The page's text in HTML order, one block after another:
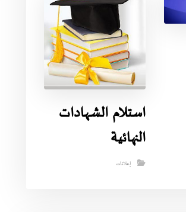
استلام الشهادات
النهائية
إعلانات